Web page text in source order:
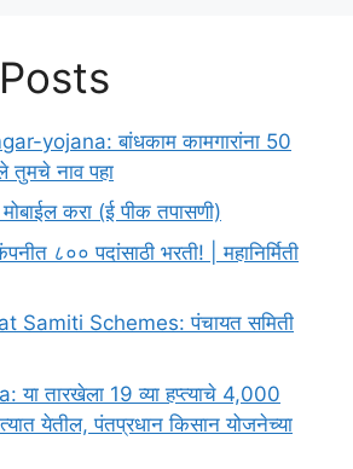
yojana: बांधकाम कामगारांना 50
तुमचे नाव पहा
करा (ई पीक तपासणी)
८०० पदांसाठी भरती! | महानिर्मिती
Samiti Schemes: पंचायत समिती
तारखेला 19 व्या हप्त्याचे 4,000
येतील, पंतप्रधान किसान योजनेच्या